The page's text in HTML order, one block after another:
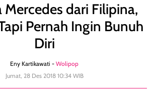
Mercedes dari Filipina,
Pernah Ingin Bunuh
Diri
Eny Kartikawati - Wolipop
Jumat, 28 Des 2018 10:34 WIB